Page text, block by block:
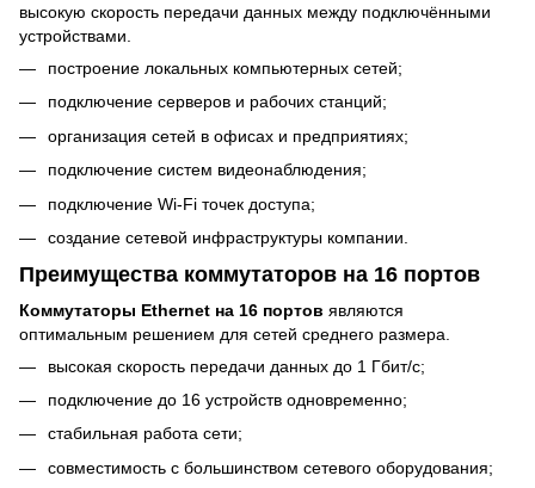
высокую скорость передачи данных между подключёнными
устройствами.
построение локальных компьютерных сетей;
подключение серверов и рабочих станций;
организация сетей в офисах и предприятиях;
подключение систем видеонаблюдения;
подключение Wi-Fi точек доступа;
создание сетевой инфраструктуры компании.
Преимущества коммутаторов на 16 портов
Коммутаторы Ethernet на 16 портов являются
оптимальным решением для сетей среднего размера.
высокая скорость передачи данных до 1 Гбит/с;
подключение до 16 устройств одновременно;
стабильная работа сети;
совместимость с большинством сетевого оборудования;